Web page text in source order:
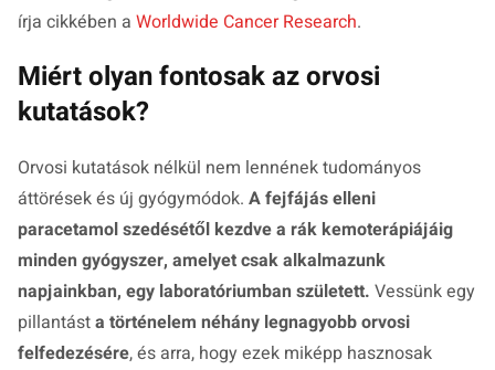
írja cikkében a Worldwide Cancer Research.
Miért olyan fontosak az orvosi
kutatások?
Orvosi kutatások nélkül nem lennének tudományos
áttörések és új gyógymódok. A fejfájás elleni
paracetamol szedésétől kezdve a rák kemoterápiájáig
minden gyógyszer, amelyet csak alkalmazunk
napjainkban, egy laboratóriumban született. Vessünk egy
pillantásta történelem néhány legnagyobb orvosi
felfedezésére, és arra, hogy ezek miképp hasznosak